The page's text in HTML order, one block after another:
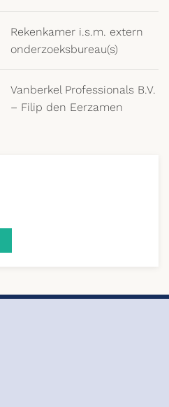
Rekenkamer i.s.m. extern
onderzoeksbureau(s)
Vanberkel Professionals B.V.
– Filip den Eerzamen